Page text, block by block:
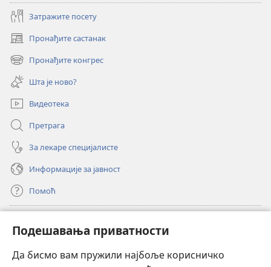
Подешавања приватности
Да бисмо вам пружили најбоље корисничко
Затражите посету
Пронађите састанак
(отвара
нови
прозор)
Пронађите конгрес
(отвара
нови
прозор)
Шта је ново?
Видеотека
Претрага
За лекаре специјалисте
Информације за јавност
Помоћ
(отвара
нови
прозор)ОНЛАЈН БИБЛИОТЕКА Watchtower
(отвара